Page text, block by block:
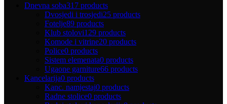
Dnevna soba317 products
Dvosjedi i trosjedi25 products
Fotelje89 products
Klub stolovi129 products
Komode i vitrine20 products
Police0 products
Sistem elemenata0 products
Ugaone garniture66 products
Kancelarija0 products
Kanc. namjestaj0 products
Radne stolice0 products